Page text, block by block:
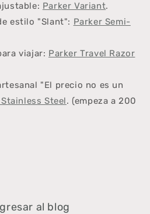
Parker Variant.
estilo "Slant": Parker Semi-
viajar: Parker Travel Razor
"El precio no es un
Steel. (empeza a 200
al blog